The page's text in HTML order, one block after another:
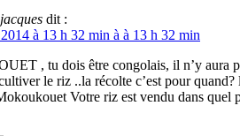
dit :
à 13 h 32 min à à 13 h 32 min
, tu dois être congolais, il n’y aura
le riz ..la récolte c’est pour
Votre riz est vendu dans quel